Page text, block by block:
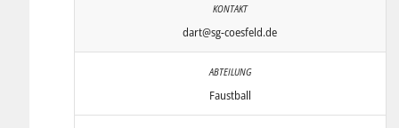
dart@sg-coesfeld.de
Faustball